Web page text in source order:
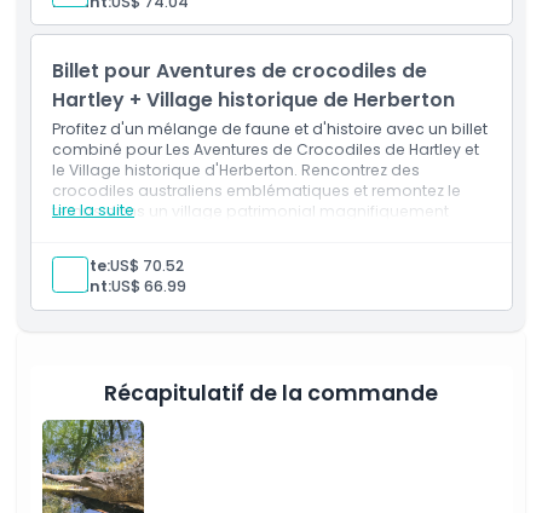
Billet pour Aventures de crocodiles de
Hartley + Village historique de Herberton
Profitez d'un mélange de faune et d'histoire avec un billet
combiné pour Les Aventures de Crocodiles de Hartley et
le Village historique d'Herberton. Rencontrez des
crocodiles australiens emblématiques et remontez le
temps dans un village patrimonial magnifiquement
Lire la suite
Adulte:US$ 70.52
Enfant:US$ 66.99
Récapitulatif de la commande